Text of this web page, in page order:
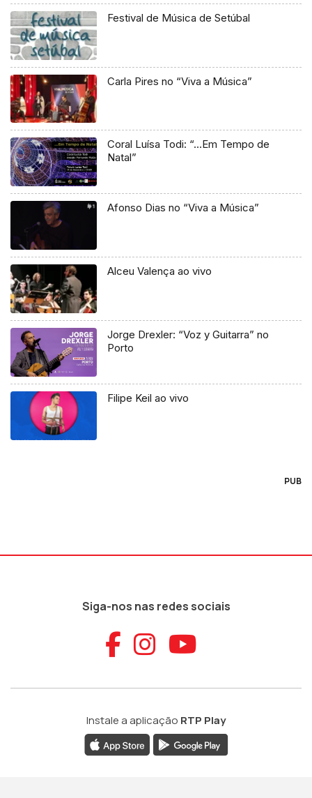
Festival de Música de Setúbal
Carla Pires no “Viva a Música”
Coral Luísa Todi: “…Em Tempo de
Natal”
Afonso Dias no “Viva a Música”
Alceu Valença ao vivo
Jorge Drexler: “Voz y Guitarra” no
Porto
Filipe Keil ao vivo
PUB
Siga-nos nas redes sociais
Aceder ao
Aceder ao
Aceder
Instale a aplicação RTP Play